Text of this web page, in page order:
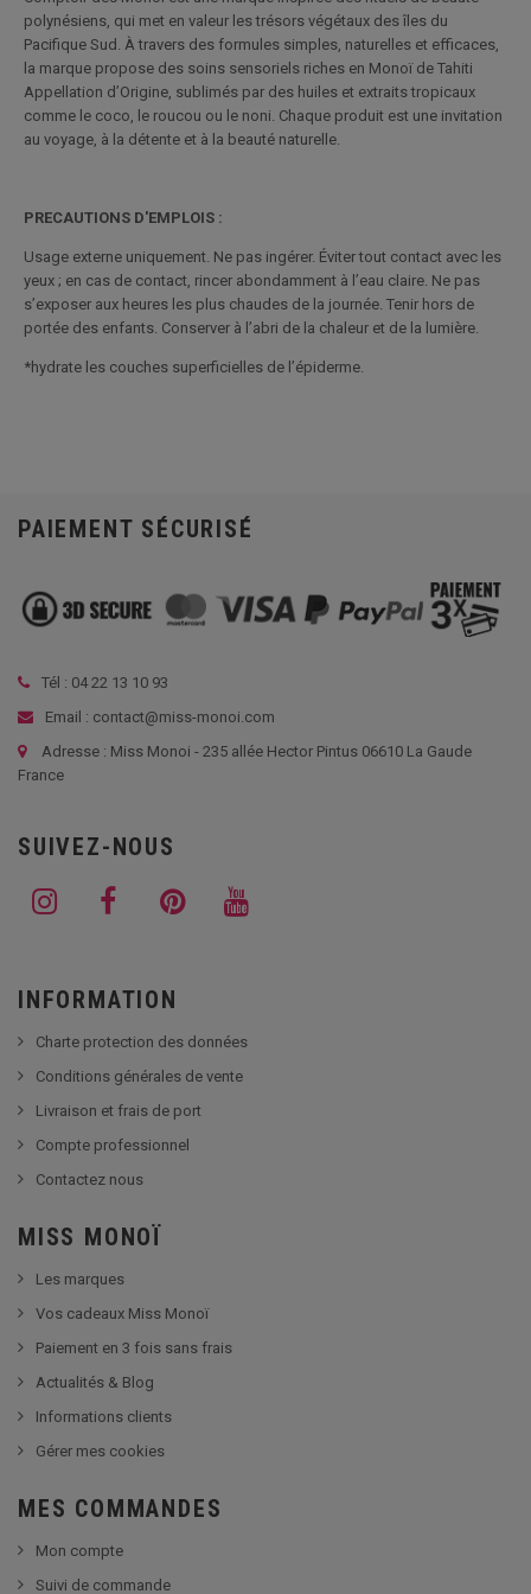
polynésiens, qui met en valeur les trésors végétaux des îles du
Pacifique Sud. À travers des formules simples, naturelles et efficaces,
la marque propose des soins sensoriels riches en Monoï de Tahiti
Appellation d’Origine, sublimés par des huiles et extraits tropicaux
comme le coco, le roucou ou le noni. Chaque produit est une invitation
au voyage, à la détente et à la beauté naturelle.
PRECAUTIONS D'EMPLOIS :
Usage externe uniquement. Ne pas ingérer. Éviter tout contact avec les
yeux ; en cas de contact, rincer abondamment à l’eau claire. Ne pas
s’exposer aux heures les plus chaudes de la journée. Tenir hors de
portée des enfants. Conserver à l’abri de la chaleur et de la lumière.
*hydrate les couches superficielles de l’épiderme.
PAIEMENT SÉCURISÉ
Tél : 04 22 13 10 93
Email : contact@miss-monoi.com
Adresse : Miss Monoi - 235 allée Hector Pintus 06610 La Gaude
France
SUIVEZ-NOUS
INFORMATION
Charte protection des données
Conditions générales de vente
Livraison et frais de port
Compte professionnel
Contactez nous
MISS MONOÏ
Les marques
Vos cadeaux Miss Monoï
Paiement en 3 fois sans frais
Actualités & Blog
Informations clients
Gérer mes cookies
MES COMMANDES
Mon compte
Suivi de commande